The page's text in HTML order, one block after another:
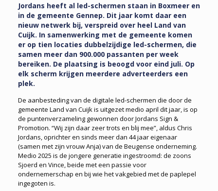
Jordans heeft al led-schermen staan in Boxmeer en
in de gemeente Gennep. Dit jaar komt daar een
nieuw netwerk bij, verspreid over heel Land van
Cuijk. In samenwerking met de gemeente komen
er op tien locaties dubbelzijdige led-schermen, die
samen meer dan 900.000 passanten per week
bereiken. De plaatsing is beoogd voor eind juli. Op
elk scherm krijgen meerdere adverteerders een
plek.
De aanbesteding van de digitale led-schermen die door de
gemeente Land van Cuijk is uitgezet medio april dit jaar, is op
de puntenverzameling gewonnen door Jordans Sign &
Promotion. “Wij zijn daar zeer trots en blij mee”, aldus Chris
Jordans, oprichter en sinds meer dan 44 jaar eigenaar
(samen met zijn vrouw Anja) van de Beugense onderneming.
Medio 2025 is de jongere generatie ingestroomd: de zoons
Sjoerd en Vince, beide met een passie voor
ondernemerschap en bij wie het vakgebied met de paplepel
ingegoten is.